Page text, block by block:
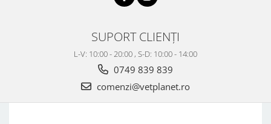
SUPORT CLIENȚI
L-V: 10:00 - 20:00 , S-D: 10:00 - 14:00
0749 839 839
comenzi@vetplanet.ro